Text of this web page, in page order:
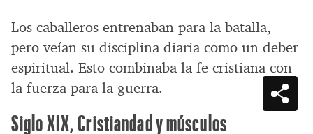
Los caballeros entrenaban para la batalla,
pero veían su disciplina diaria como un deber
espiritual. Esto combinaba la fe cristiana con
la fuerza para la guerra.
Siglo XIX, Cristiandad y músculos